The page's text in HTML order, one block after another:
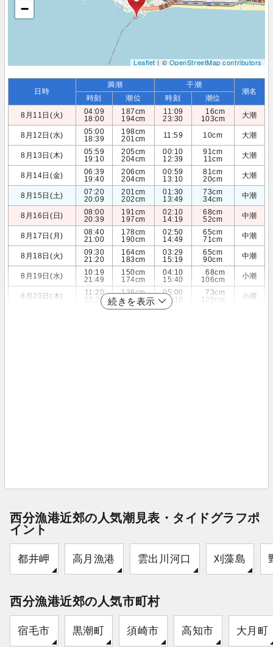
−
Leaflet| ©OpenStreetMap contributors
日時
満潮 干潮
潮名
時刻 潮位 時刻
潮位
8月11日(火)
04:09
18:00
187cm
194cm
11:09
23:30
16cm
103cm
大潮
8月12日(水)
05:00
18:39
198cm
201cm
11:59 10cm 大潮
8月13日(木)
05:59
19:10
205cm
204cm
00:10
12:39
91cm
11cm
大潮
8月14日(金)
06:39
19:40
206cm
204cm
00:59
13:10
81cm
20cm
大潮
8月15日(土)
07:20
20:09
201cm
202cm
01:30
13:49
73cm
34cm
中潮
8月16日(日)
08:00
20:39
191cm
197cm
02:10
14:19
68cm
52cm
中潮
8月17日(月)
08:40
21:00
178cm
190cm
02:50
14:49
65cm
71cm
中潮
8月18日(火)
09:30
21:20
164cm
183cm
03:29
15:19
65cm
90cm
中潮
8月19日(水)
10:19
21:49
150cm
174cm
04:10
15:40
68cm
106cm
小潮
8月20日(木)
11:20
22:20
138cm
165cm
05:00
16:10
73cm
120cm
小潮
続きを表示
西分漁港近郊の人気潮見表・タイドグラフポ
イント
都井岬 高月漁港 雲出川河口 刈藻島
西分漁港近郊の人気市町村
宿毛市 黒潮町 須崎市 高知市 大月町